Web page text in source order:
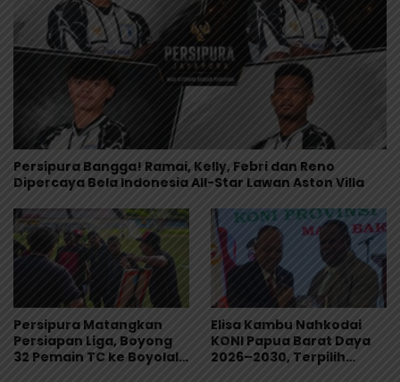
Persipura Bangga! Ramai, Kelly, Febri dan Reno
Dipercaya Bela Indonesia All-Star Lawan Aston Villa
Persipura Matangkan
Persiapan Liga, Boyong
32 Pemain TC ke Boyolali
Elisa Kambu Nahkodai
KONI Papua Barat Daya
2026–2030, Terpilih